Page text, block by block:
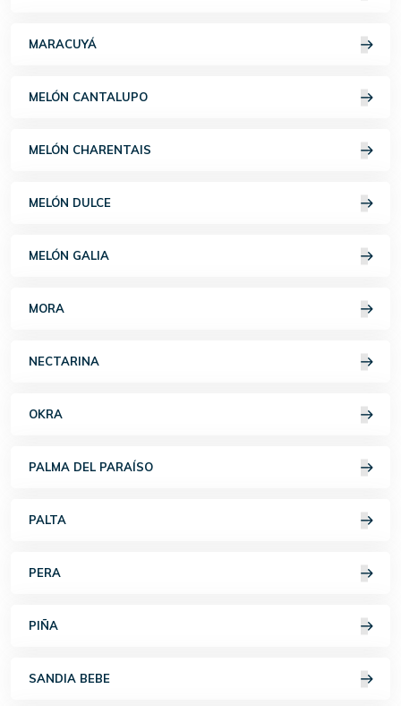
MARACUYÁ
MELÓN CANTALUPO
MELÓN CHARENTAIS
MELÓN DULCE
MELÓN GALIA
MORA
NECTARINA
OKRA
PALMA DEL PARAÍSO
PALTA
PERA
PIÑA
SANDIA BEBE